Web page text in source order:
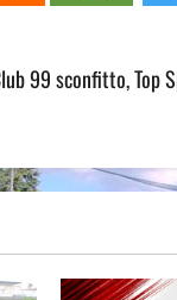
99 sconfitto, Top